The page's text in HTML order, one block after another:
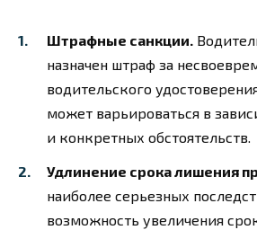
Штрафные санкции.
назначен штраф за
водительского
может варьироваться в
и конкретных обстоятельств.
Удлинение срока лишения
наиболее серьезных
возможность увеличения